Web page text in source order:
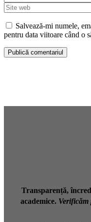
Salvează-mi numele,
pentru data viitoare când o
Transparență,
academice. Verificăm